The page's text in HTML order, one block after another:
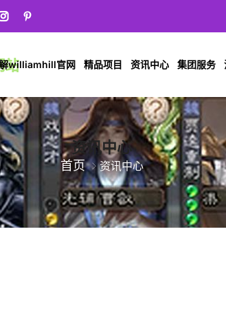
williamhill官网 精品项目 资讯中心 集团服务
资讯中心
首页 资讯中心